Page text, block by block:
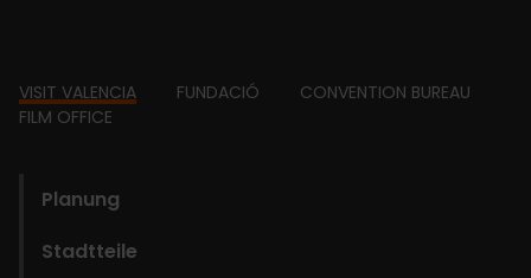
Footer
VISIT VALENCIA FUNDACIÓ
CONVENTION BUREAU
FILM OFFICE
Planung
Stadtteile